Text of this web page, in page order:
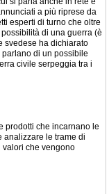
a più riprese da
esperti di turno che oltre
di una guerra (è
svedese ha dichiarato
di un possibile
civile serpeggia tra i
prodotti che incarnano le
analizzare le trame di
valori che vengono